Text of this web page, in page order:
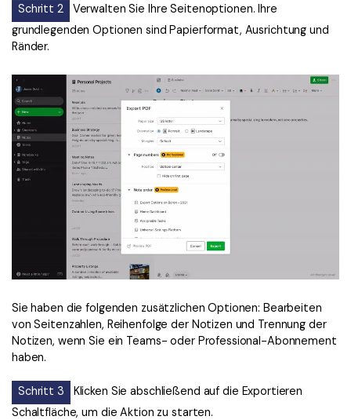
Schritt 2
Verwalten Sie Ihre Seitenoptionen. Ihre
grundlegenden Optionen sind Papierformat, Ausrichtung und
Ränder.
Sie haben die folgenden zusätzlichen Optionen: Bearbeiten
von Seitenzahlen, Reihenfolge der Notizen und Trennung der
Notizen, wenn Sie ein Teams- oder Professional-Abonnement
haben.
Schritt 3
Klicken Sie abschließend auf die Exportieren
Schaltfläche, um die Aktion zu starten.